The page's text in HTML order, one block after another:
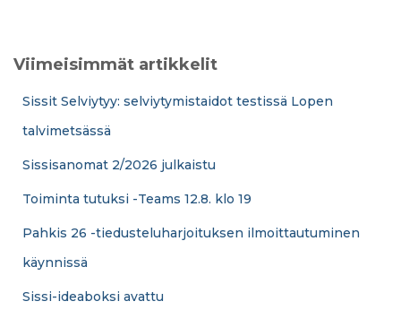
Viimeisimmät artikkelit
Sissit Selviytyy: selviytymistaidot testissä Lopen
talvimetsässä
Sissisanomat 2/2026 julkaistu
Toiminta tutuksi -Teams 12.8. klo 19
Pahkis 26 -tiedusteluharjoituksen ilmoittautuminen
käynnissä
Sissi-ideaboksi avattu